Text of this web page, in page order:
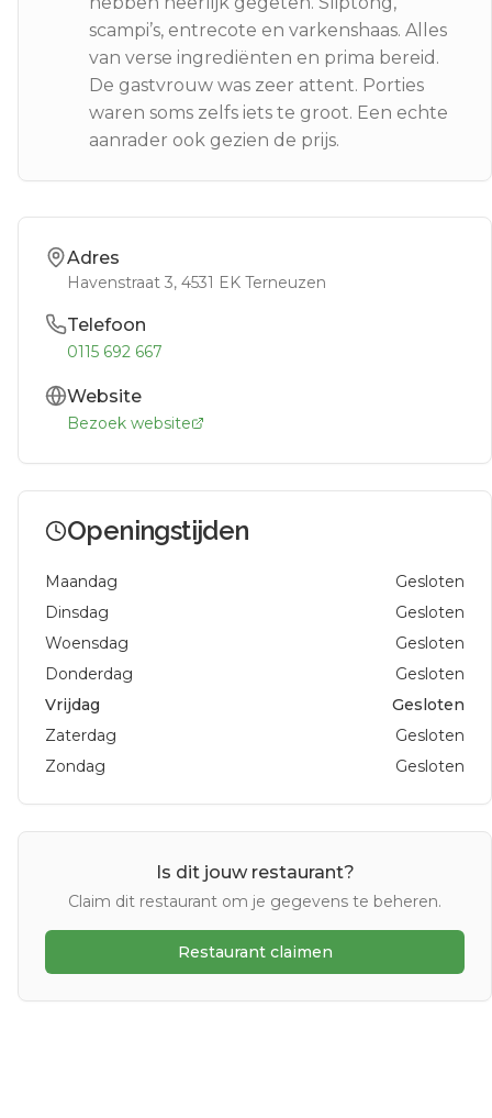
scampi’s, entrecote en varkenshaas. Alles
van verse ingrediënten en prima bereid.
De gastvrouw was zeer attent. Porties
waren soms zelfs iets te groot. Een echte
aanrader ook gezien de prijs.
Adres
Havenstraat 3, 4531 EK Terneuzen
Telefoon
0115 692 667
Website
Bezoek website
Openingstijden
Maandag
Gesloten
Dinsdag
Gesloten
Woensdag
Gesloten
Donderdag
Gesloten
Vrijdag
Gesloten
Zaterdag
Gesloten
Zondag
Gesloten
Is dit jouw restaurant?
Claim dit restaurant om je gegevens te beheren.
Restaurant claimen